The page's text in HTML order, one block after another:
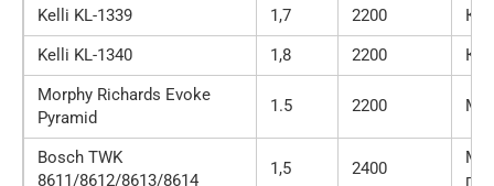
Kelli KL-1339
1,7 2200
Kelli KL-1340
1,8 2200
Morphy Richards Evoke
Pyramid
1.5 2200
Bosch TWK
8611/8612/8613/8614
1,5 2400